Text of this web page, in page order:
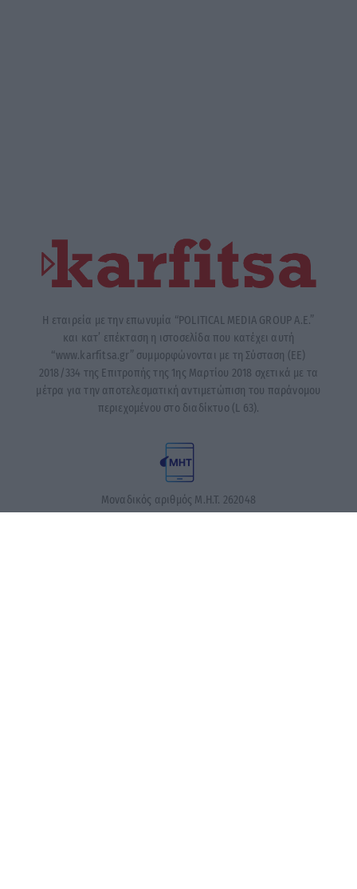
Η εταιρεία με την επωνυμία “POLITICAL MEDIA GROUP A.E.”
και κατ’ επέκταση η ιστοσελίδα που κατέχει αυτή
“www.karfitsa.gr” συμμορφώνονται με τη Σύσταση (ΕΕ)
2018/334 της Επιτροπής της 1ης Μαρτίου 2018 σχετικά με τα
μέτρα για την αποτελεσματική αντιμετώπιση του παράνομου
περιεχομένου στο διαδίκτυο (L 63).
Μοναδικός αριθμός Μ.Η.Τ. 262048